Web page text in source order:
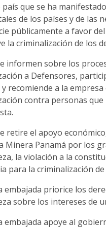
país que se ha
de los países y de las
públicamente a favor
la criminalización de los
informen sobre los
a Defensores,
recomiende a la
contra personas
retire el apoyo
Minera Panamá por los
la violación a la
para la criminalización
embajada priorice los
sobre los intereses de
embajada apoye al